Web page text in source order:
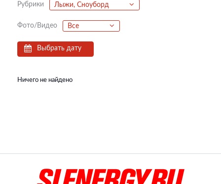
Рубрики Лыжи, Сноуборд
Фото/Видео Все
Выбрать дату
Ничего не найдено